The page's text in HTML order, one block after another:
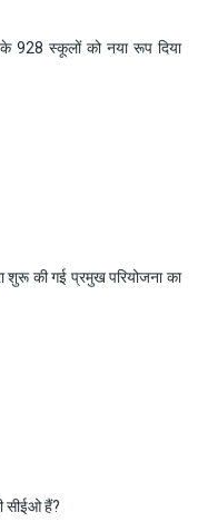
928 स्कूलों को नया रूप दिया
शुरू की गई प्रमुख परियोजना का
सीईओ हैं?